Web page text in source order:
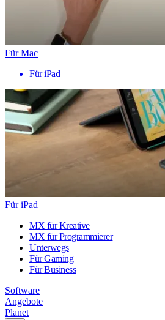
Für Mac
Für iPad
Für iPad
MX für Kreative
MX für Programmierer
Unterwegs
Für Gaming
Für Business
Software
Angebote
Planet